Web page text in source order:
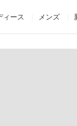
ィース メンズ